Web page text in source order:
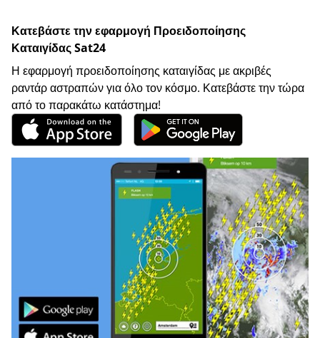
Κατεβάστε την εφαρμογή Προειδοποίησης
Καταιγίδας Sat24
Η εφαρμογή προειδοποίησης καταιγίδας με ακριβές
ραντάρ αστραπών για όλο τον κόσμο. Κατεβάστε την τώρα
από το παρακάτω κατάστημα!